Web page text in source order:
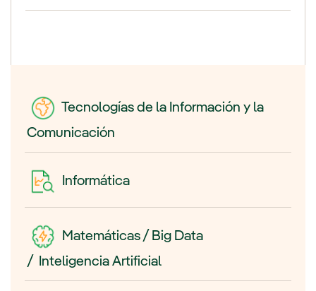
Tecnologías de la Información y la
Comunicación
Informática
Matemáticas / Big Data
/ Inteligencia Artificial